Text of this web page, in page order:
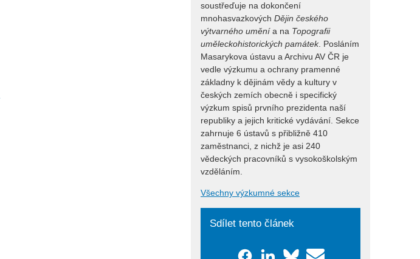
soustřeďuje na dokončení
mnohasvazkových Dějin českého
výtvarného uměnía na Topografii
uměleckohistorických památek. Posláním
Masarykova ústavu a Archivu AV ČR je
vedle výzkumu a ochrany pramenné
základny k dějinám vědy a kultury v
českých zemích obecně i specifický
výzkum spisů prvního prezidenta naší
republiky a jejich kritické vydávání. Sekce
zahrnuje 6 ústavů s přibližně 410
zaměstnanci, z nichž je asi 240
vědeckých pracovníků s vysokoškolským
vzděláním.
Všechny výzkumné sekce
Sdílet tento článek